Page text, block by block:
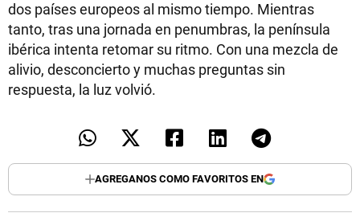
dos países europeos al mismo tiempo. Mientras
tanto, tras una jornada en penumbras, la península
ibérica intenta retomar su ritmo. Con una mezcla de
alivio, desconcierto y muchas preguntas sin
respuesta, la luz volvió.
AGREGANOS COMO FAVORITOS EN